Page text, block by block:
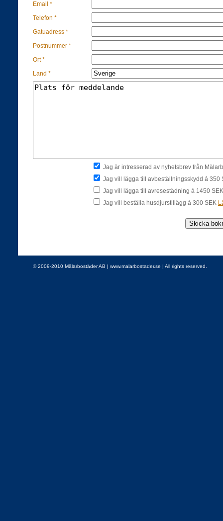
Email *
Telefon *
Gatuadress *
Postnummer *
Ort *
Land *
Jag är intresserad av nyhetsbrev från
Jag vill lägga till avbeställningsskydd á 350
Jag vill lägga till avresestädning á 1450
Jag vill beställa husdjurstillägg á 300 SEK
© 2009-2010 Mälarbostäder AB | www.malarbostader.se | All rights reserved.